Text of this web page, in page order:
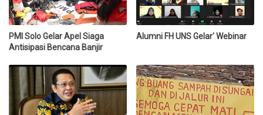
PMI Solo Gelar Apel Siaga
Antisipasi Bencana Banjir
Alumni FH UNS Gelar' Webinar